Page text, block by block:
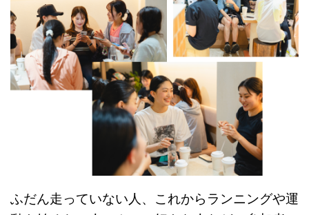
ふだん走っていない人、これからランニングや運